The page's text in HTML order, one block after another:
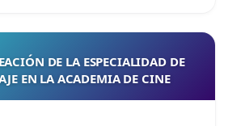
DE LA ESPECIALIDAD DE
EN LA ACADEMIA DE CINE